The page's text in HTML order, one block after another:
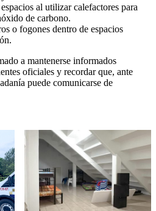
al utilizar calefactores para
de carbono.
o fogones dentro de espacios
a mantenerse informados
oficiales y recordar que, ante
puede comunicarse de